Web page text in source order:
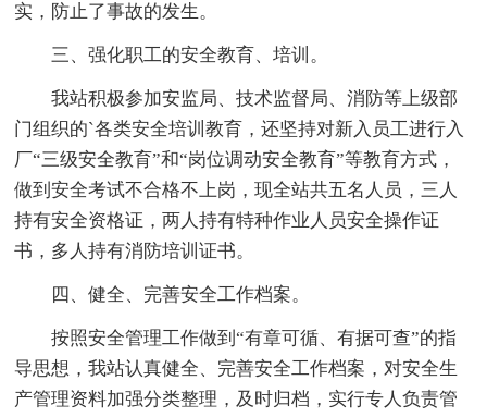
实，防止了事故的发生。
三、强化职工的安全教育、培训。
我站积极参加安监局、技术监督局、消防等上级部
门组织的`各类安全培训教育，还坚持对新入员工进行入
厂“三级安全教育”和“岗位调动安全教育”等教育方式，
做到安全考试不合格不上岗，现全站共五名人员，三人
持有安全资格证，两人持有特种作业人员安全操作证
书，多人持有消防培训证书。
四、健全、完善安全工作档案。
按照安全管理工作做到“有章可循、有据可查”的指
导思想，我站认真健全、完善安全工作档案，对安全生
产管理资料加强分类整理，及时归档，实行专人负责管